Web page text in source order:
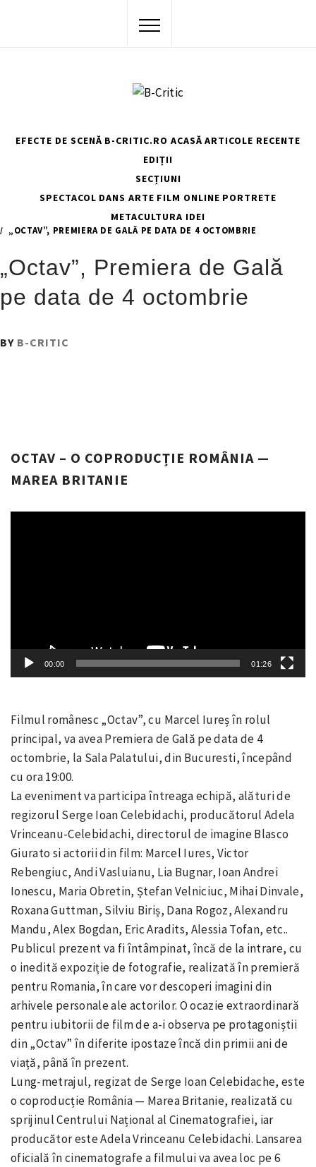
EFECTE DE SCENĂ B-CRITIC.RO ACASĂ ARTICOLE RECENTE
EDIȚII
SECȚIUNI
SPECTACOL DANS ARTE FILM ONLINE PORTRETE
METACULTURA IDEI
ACTUALITATEA
„OCTAV”, PREMIERA DE GALĂ PE DATA DE 4 OCTOMBRIE
„Octav”, Premiera de Gală
pe data de 4 octombrie
PUBLISHED
BY B-CRITIC
OCTAV – O COPRODUCȚIE ROMÂNIA —
MAREA BRITANIE
00:00 01:26
Filmul românesc „Octav”, cu Marcel Iureș în rolul
principal, va avea Premiera de Gală pe data de 4
octombrie, la Sala Palatului, din Bucuresti, începând
cu ora 19:00.
La eveniment va participa întreaga echipă, alături de
regizorul Serge Ioan Celebidachi, producătorul Adela
Vrinceanu-Celebidachi, directorul de imagine Blasco
Giurato si actorii din film: Marcel Iures, Victor
Rebengiuc, Andi Vasluianu, Lia Bugnar, Ioan Andrei
Ionescu, Maria Obretin, Ștefan Velniciuc, Mihai Dinvale,
Roxana Guttman, Silviu Biriș, Dana Rogoz, Alexandru
Mandu, Alex Bogdan, Eric Aradits, Alessia Tofan, etc..
Publicul prezent va fi întâmpinat, încă de la intrare, cu
o inedită expoziție de fotografie, realizată în premieră
pentru Romania, în care vor descoperi imagini din
arhivele personale ale actorilor. O ocazie extraordinară
pentru iubitorii de film de a-i observa pe protagoniștii
din „Octav” în diferite ipostaze încă din primii ani de
viață, până în prezent.
Lung-metrajul, regizat de Serge Ioan Celebidache, este
o coproducție România — Marea Britanie, realizată cu
sprijinul Centrului Național al Cinematografiei, iar
producător este Adela Vrinceanu Celebidachi. Lansarea
oficială în cinematografe a filmului va avea loc pe 6